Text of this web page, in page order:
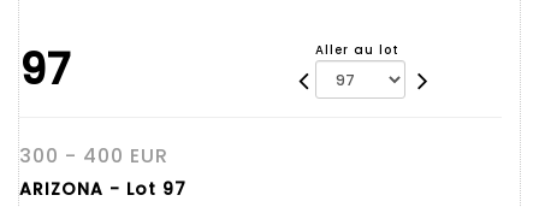
97 Aller au lot
300 - 400 EUR
ARIZONA - Lot 97